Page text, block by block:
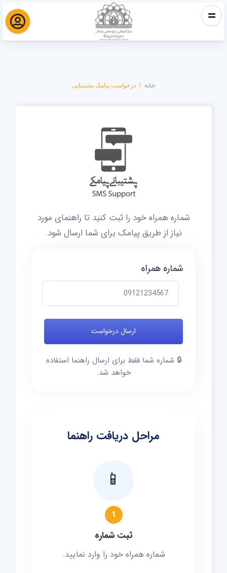
خانه درخواست پیامک پشتیبانی
شماره همراه خود را ثبت کنید تا راهنمای مورد
نیاز از طریق پیامک برای شما ارسال شود.
شماره همراه
🔒 شماره شما فقط برای ارسال راهنما استفاده
خواهد شد.
مراحل دریافت راهنما
📱
1
ثبت شماره
شماره همراه خود را وارد نمایید.